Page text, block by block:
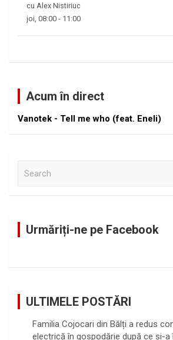
cu Alex Nistiriuc
joi, 08:00 - 11:00
Acum în direct
Vanotek - Tell me who (feat. Eneli)
Urmăriți-ne pe Facebook
ULTIMELE POSTĂRI
Familia Cojocari din Bălți a redus
electrică în gospodărie după ce și-a